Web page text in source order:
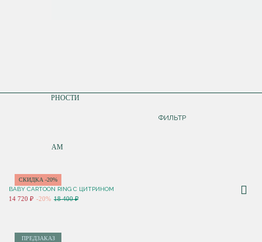
ПО ПОПУЛЯРНОСТИ
ПО НОВИНКАМ
ФИЛЬТР
СКИДКА -20%
BABY CARTOON RING С ЦИТРИНОМ
14 720 ₽ -20% 18 400 ₽
ПРЕДЗАКАЗ